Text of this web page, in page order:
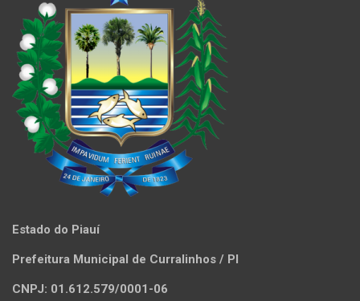
Estado do Piauí
Prefeitura Municipal de Curralinhos / PI
CNPJ: 01.612.579/0001-06